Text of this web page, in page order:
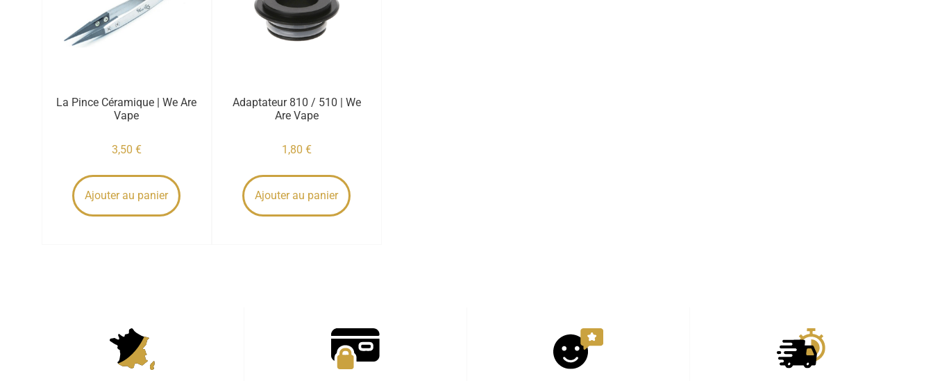
La Pince Céramique | We Are
Vape
3,50 €
Ajouter au panier
Adaptateur 810 / 510 | We
Are Vape
1,80 €
Ajouter au panier